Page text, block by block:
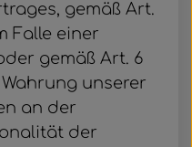
gemäß Art.
Falle einer
gemäß Art. 6
unserer
an der
der